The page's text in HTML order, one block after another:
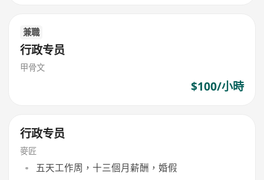
兼職
行政专员
甲骨文
$100/小時
行政专员
麥匠
五天工作周，十三個月薪酬，婚假